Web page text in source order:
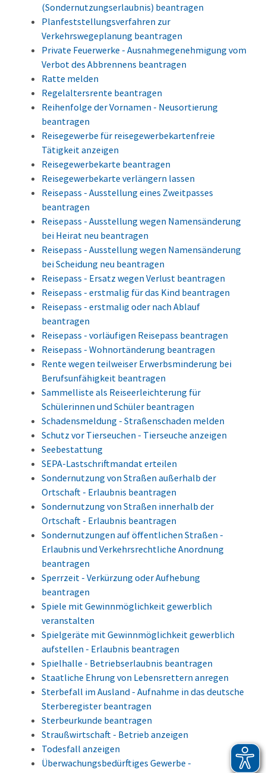
(Sondernutzungserlaubnis) beantragen
Planfeststellungsverfahren zur
Verkehrswegeplanung beantragen
Private Feuerwerke - Ausnahmegenehmigung vom
Verbot des Abbrennens beantragen
Ratte melden
Regelaltersrente beantragen
Reihenfolge der Vornamen - Neusortierung
beantragen
Reisegewerbe für reisegewerbekartenfreie
Tätigkeit anzeigen
Reisegewerbekarte beantragen
Reisegewerbekarte verlängern lassen
Reisepass - Ausstellung eines Zweitpasses
beantragen
Reisepass - Ausstellung wegen Namensänderung
bei Heirat neu beantragen
Reisepass - Ausstellung wegen Namensänderung
bei Scheidung neu beantragen
Reisepass - Ersatz wegen Verlust beantragen
Reisepass - erstmalig für das Kind beantragen
Reisepass - erstmalig oder nach Ablauf
beantragen
Reisepass - vorläufigen Reisepass beantragen
Reisepass - Wohnortänderung beantragen
Rente wegen teilweiser Erwerbsminderung bei
Berufsunfähigkeit beantragen
Sammelliste als Reiseerleichterung für
Schülerinnen und Schüler beantragen
Schadensmeldung - Straßenschaden melden
Schutz vor Tierseuchen - Tierseuche anzeigen
Seebestattung
SEPA-Lastschriftmandat erteilen
Sondernutzung von Straßen außerhalb der
Ortschaft - Erlaubnis beantragen
Sondernutzung von Straßen innerhalb der
Ortschaft - Erlaubnis beantragen
Sondernutzungen auf öffentlichen Straßen -
Erlaubnis und Verkehrsrechtliche Anordnung
beantragen
Sperrzeit - Verkürzung oder Aufhebung
beantragen
Spiele mit Gewinnmöglichkeit gewerblich
veranstalten
Spielgeräte mit Gewinnmöglichkeit gewerblich
aufstellen - Erlaubnis beantragen
Spielhalle - Betriebserlaubnis beantragen
Staatliche Ehrung von Lebensrettern anregen
Sterbefall im Ausland - Aufnahme in das deutsche
Sterberegister beantragen
Sterbeurkunde beantragen
Straußwirtschaft - Betrieb anzeigen
Todesfall anzeigen
Überwachungsbedürftiges Gewerbe -